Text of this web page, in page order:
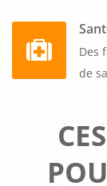
Des
de